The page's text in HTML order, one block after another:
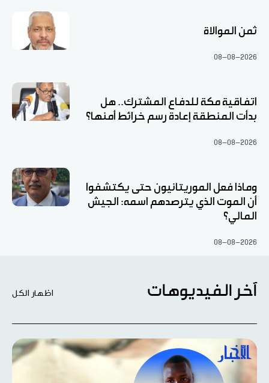
ثمن الموالاة
08-08-2026
اتفاقية مكة للدفاع المشترك.. هل
بدأت المنطقة إعادة رسم خرائط أمنها؟
08-08-2026
وماذا فعل الموريتانيون حتى يكتشفوا
أن الموت الذي يترصدهم اسمه: الجيش
المالي؟
08-08-2026
آخر الفيديوهات اظهار الكل